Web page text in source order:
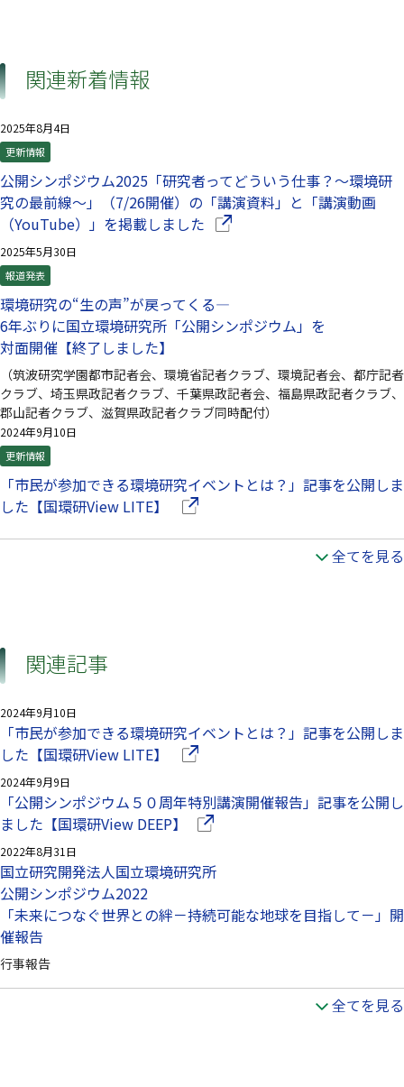
関連新着情報
2025年8月4日
更新情報
公開シンポジウム2025「研究者ってどういう仕事？～環境研
究の最前線～」（7/26開催）の「講演資料」と「講演動画
（YouTube）」を掲載しました （別ウインドウで開きます）
2025年5月30日
報道発表
環境研究の“生の声”が戻ってくる—
6年ぶりに国立環境研究所「公開シンポジウム」を
対面開催【終了しました】
（筑波研究学園都市記者会、環境省記者クラブ、環境記者会、都庁記者
クラブ、埼玉県政記者クラブ、千葉県政記者会、福島県政記者クラブ、
郡山記者クラブ、滋賀県政記者クラブ同時配付）
2024年9月10日
更新情報
「市民が参加できる環境研究イベントとは？」記事を公開しま
した【国環研View LITE】
（別ウインドウで開きます）
全てを見る
関連記事
2024年9月10日
「市民が参加できる環境研究イベントとは？」記事を公開しま
した【国環研View LITE】
（別ウインドウで開きます）
2024年9月9日
「公開シンポジウム５０周年特別講演開催報告」記事を公開し
ました【国環研View DEEP】
（別ウインドウで開きます）
2022年8月31日
国立研究開発法人国立環境研究所
公開シンポジウム2022
「未来につなぐ世界との絆－持続可能な地球を目指して－」開
催報告
行事報告
全てを見る